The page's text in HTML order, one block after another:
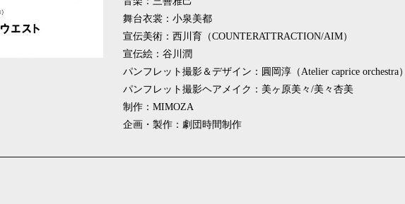
舞台衣裳：小泉美都
宣伝美術：西川育（COUNTERATTRACTION/AIM）
宣伝絵：谷川潤
パンフレット撮影＆デザイン：圓岡淳（Atelier caprice orchestra）
パンフレット撮影ヘアメイク：美ヶ原美々/美々杏美
制作：MIMOZA
企画・製作：劇団時間制作